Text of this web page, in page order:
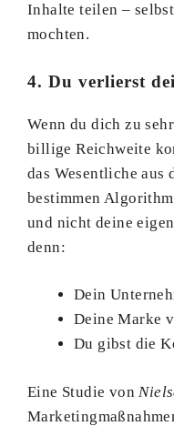
Inhalte teilen –
mochten.
4. Du verlierst
Wenn du dich zu
billige Reichweite
das Wesentliche aus
bestimmen
und nicht deine
denn:
Dein
Deine Marke
Du gibst die
Eine Studie von